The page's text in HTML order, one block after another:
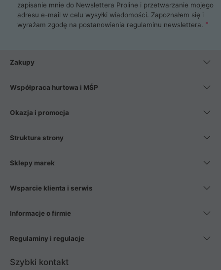
zapisanie mnie do Newslettera Proline i przetwarzanie mojego
adresu e-mail w celu wysyłki wiadomości. Zapoznałem się i
wyrażam zgodę na postanowienia regulaminu newslettera.
Zakupy
Współpraca hurtowa i MŚP
Okazja i promocja
Struktura strony
Sklepy marek
Wsparcie klienta i serwis
Informacje o firmie
Regulaminy i regulacje
Szybki kontakt